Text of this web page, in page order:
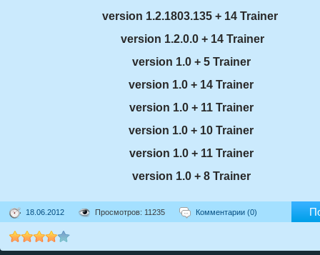
version 1.2.1803.135 + 14 Trainer
version 1.2.0.0 + 14 Trainer
version 1.0 + 5 Trainer
version 1.0 + 14 Trainer
version 1.0 + 11 Trainer
version 1.0 + 10 Trainer
version 1.0 + 11 Trainer
version 1.0 + 8 Trainer
18.06.2012 Просмотров: 11235 Комментарии (0)